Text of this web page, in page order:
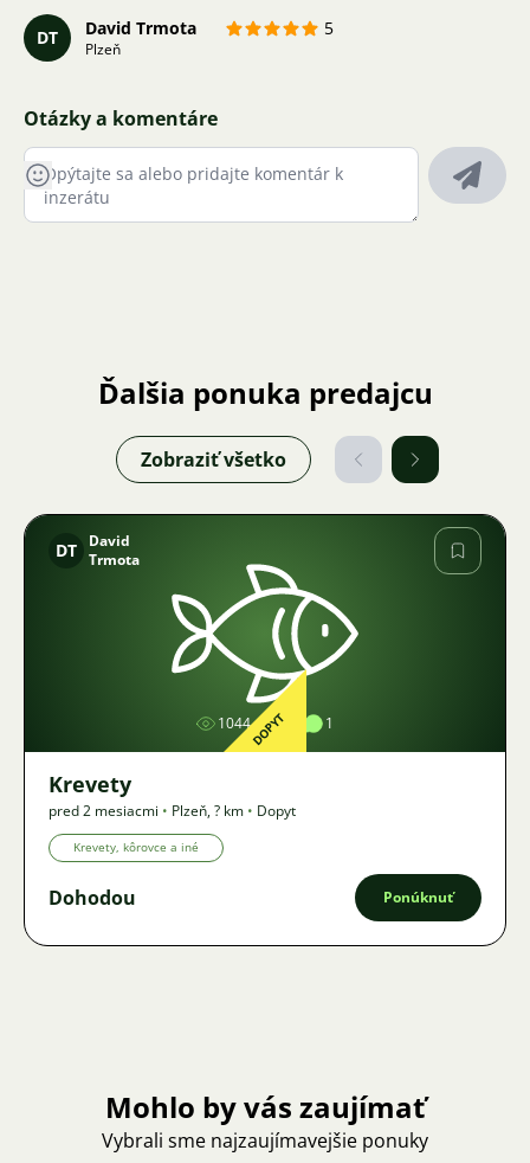
DT David Trmota 5
Plzeň
Otázky a komentáre
Ďalšia ponuka predajcu
Zobraziť všetko
Obrázok
DT
David
Trmota
1044 1
DOPYT
Krevety
pred 2 mesiacmi • Plzeň,? km • Dopyt
Krevety, kôrovce a iné
Dohodou Ponúknuť
Mohlo by vás zaujímať
Vybrali sme najzaujímavejšie ponuky